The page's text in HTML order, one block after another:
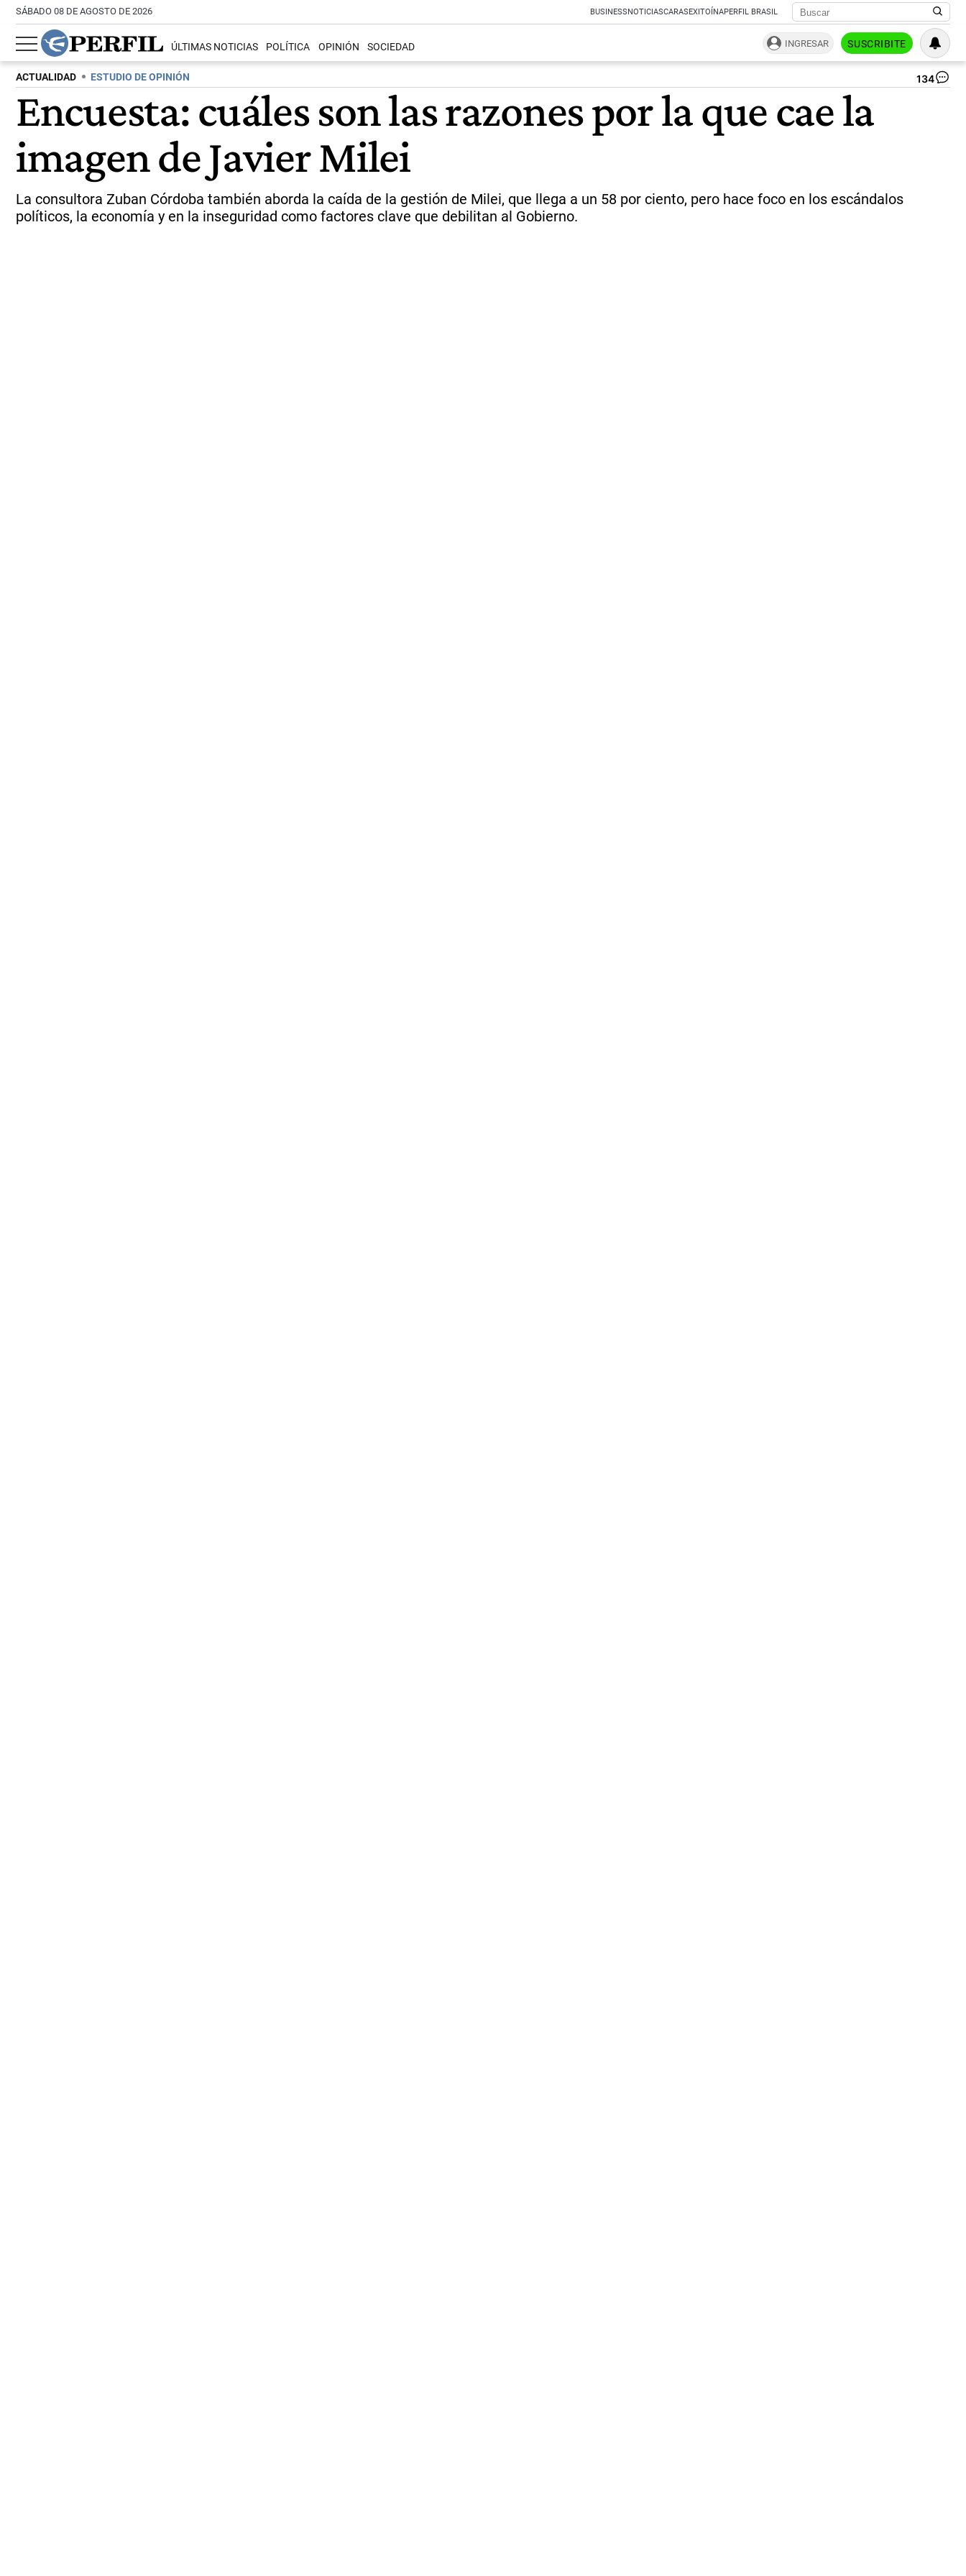
SÁBADO 08 DE AGOSTO DE 2026 BUSINESSNOTICIASCARASEXITOÍNAPERFIL BRASIL
ÚLTIMAS NOTICIAS POLÍTICA OPINIÓN SOCIEDAD INGRESAR SUSCRIBITE
ACTUALIDAD ESTUDIO DE OPINIÓN 134
Encuesta: cuáles son las razones por la que cae la
imagen de Javier Milei
La consultora Zuban Córdoba también aborda la caída de la gestión de Milei, que llega a un 58 por ciento, pero hace foco en los escándalos
políticos, la economía y en la inseguridad como factores clave que debilitan al Gobierno.